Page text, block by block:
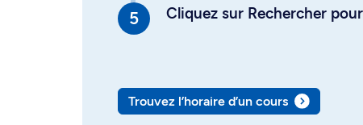
Cliquez sur Rechercher
Trouvez l’horaire d’un cours